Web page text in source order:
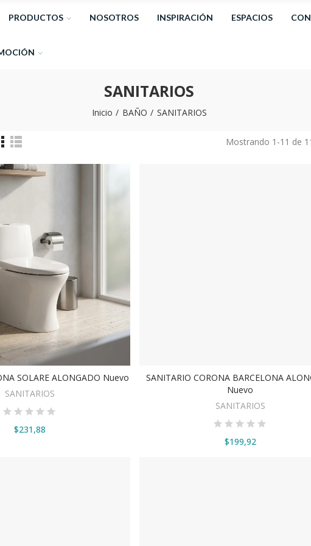
PRODUCTOS NOSOTROS INSPIRACIÓN ESPACIOS
SANITARIOS
Inicio BAÑO SANITARIOS
Mostrando 1-11 de
AÑADIR AL CARRITO
SOLARE ALONGADO Nuevo
SANITARIOS
$231,88
AÑADIR AL CARRITO
SANITARIO CORONA BARCELONA
Nuevo
SANITARIOS
$199,92